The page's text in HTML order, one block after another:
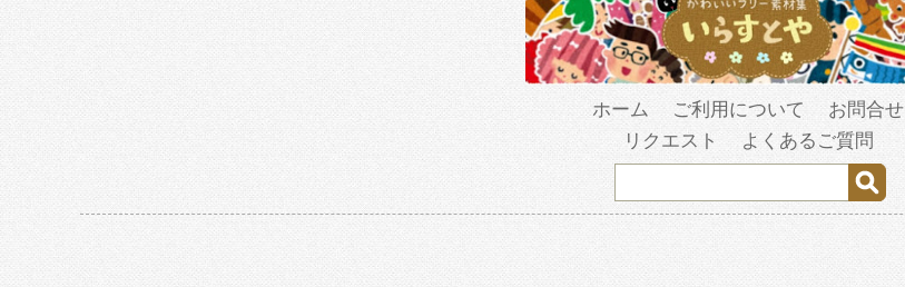
ホーム ご利用について
お問合せ
リクエスト
よくあるご質問